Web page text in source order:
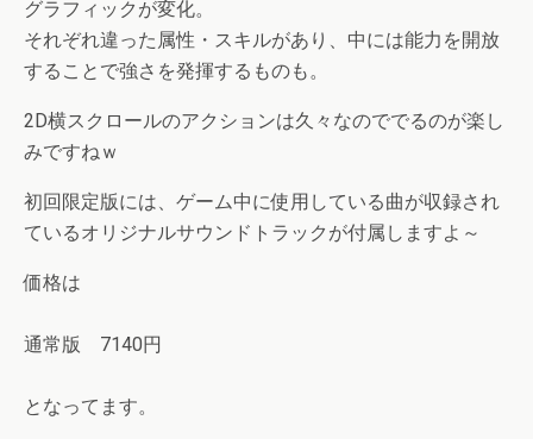
グラフィックが変化。
それぞれ違った属性・スキルがあり、中には能力を開放
することで強さを発揮するものも。
2D横スクロールのアクションは久々なのででるのが楽し
みですねｗ
初回限定版には、ゲーム中に使用している曲が収録され
ているオリジナルサウンドトラックが付属しますよ～
価格は
通常版 7140円
となってます。